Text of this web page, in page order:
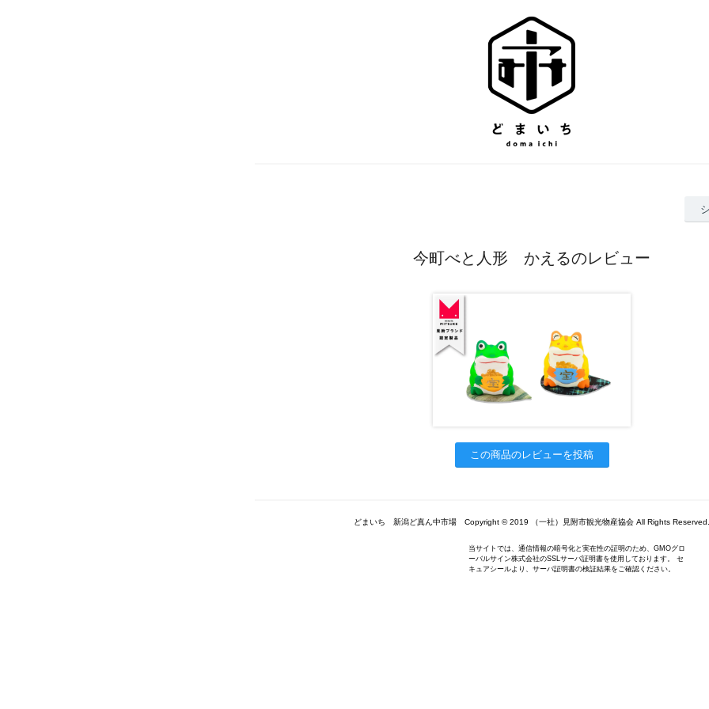
今町べと人形 かえるのレビュー
この商品のレビューを投稿
どまいち 新潟ど真ん中市場 Copyright © 2019 （一社）見附市観光物産協会 All Rights Reserved.
当サイトでは、通信情報の暗号化と実在性の証明のため、GMOグロ
ーバルサイン株式会社のSSLサーバ証明書を使用しております。 セ
キュアシールより、サーバ証明書の検証結果をご確認ください。